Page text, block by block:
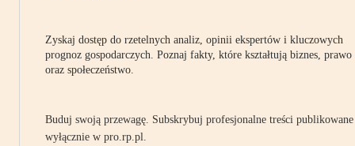
Zyskaj dostęp do rzetelnych analiz, opinii ekspertów i kluczowych
prognoz gospodarczych. Poznaj fakty, które kształtują biznes, prawo
oraz społeczeństwo.
Buduj swoją przewagę. Subskrybuj profesjonalne treści publikowane
wyłącznie w pro.rp.pl.